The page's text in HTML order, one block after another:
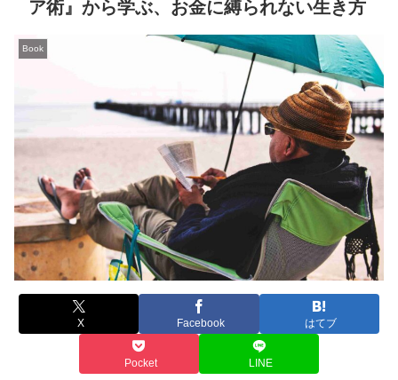
ア術』から学ぶ、お金に縛られない生き方
Book
X Facebook はてブ
Pocket LINE